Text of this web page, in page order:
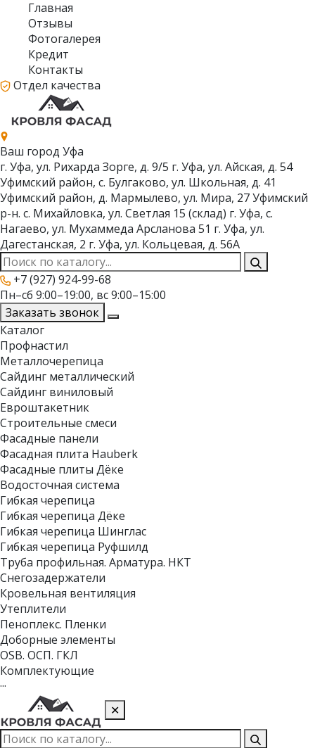
Главная
Отзывы
Фотогалерея
Кредит
Контакты
Отдел качества
Ваш город Уфа
г. Уфа, ул. Рихарда Зорге, д. 9/5 г. Уфа, ул. Айская, д. 54
Уфимский район, с. Булгаково, ул. Школьная, д. 41
Уфимский район, д. Мармылево, ул. Мира, 27Уфимский
р-н. с. Михайловка, ул. Светлая 15 (склад) г. Уфа, с.
Нагаево, ул. Мухаммеда Арсланова 51 г. Уфа, ул.
Дагестанская, 2 г. Уфа, ул. Кольцевая, д. 56А
+7 (927) 924-99-68
Пн–сб 9:00–19:00, вс 9:00–15:00
Заказать звонок
Каталог
Профнастил
Металлочерепица
Сайдинг металлический
Сайдинг виниловый
Евроштакетник
Строительные смеси
Фасадные панели
Фасадная плита Hauberk
Фасадные плиты Дёке
Водосточная система
Гибкая черепица
Гибкая черепица Дёке
Гибкая черепица Шинглас
Гибкая черепица Руфшилд
Труба профильная. Арматура. НКТ
Снегозадержатели
Кровельная вентиляция
Утеплители
Пеноплекс. Пленки
Доборные элементы
OSB. ОСП. ГКЛ
Комплектующие
···
✕